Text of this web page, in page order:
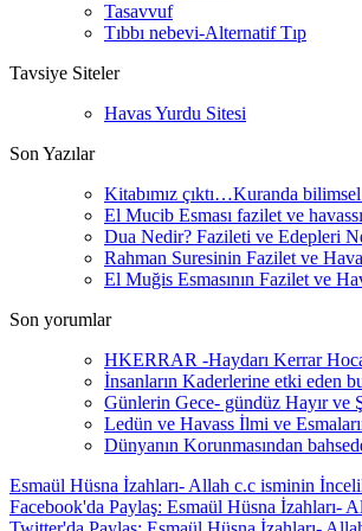
Tasavvuf
Tıbbı nebevi-Alternatif Tıp
Tavsiye Siteler
Havas Yurdu Sitesi
Son Yazılar
Kitabımız çıktı…Kuranda
El Mucib Esması fazilet ve
Dua Nedir? Fazileti ve Edepleri
Rahman Suresinin Fazilet ve
El Muğis Esmasının Fazilet ve
Son yorumlar
HKERRAR -Haydarı Kerrar
İnsanların Kaderlerine etki eden
Günlerin Gece- gündüz Hayır ve
Ledün ve Havass İlmi ve
Dünyanın Korunmasından
Esmaül Hüsna İzahları- Allah c.c isminin
Facebook'da Paylaş: Esmaül Hüsna İzahları-